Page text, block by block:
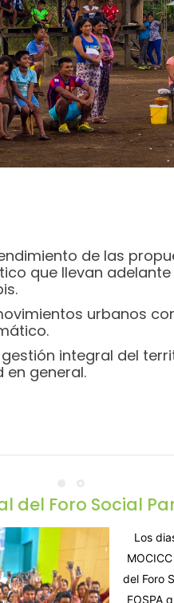
de las
que llevan
urbanos
integral del
en general.
del Foro Social
Los
del Foro
FOSPA